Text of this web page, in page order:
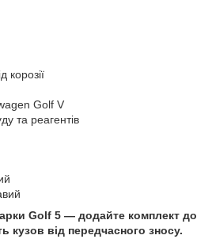
корозії
Golf V
та реагентів
Golf 5 — додайте комплект до
кузов від передчасного зносу.